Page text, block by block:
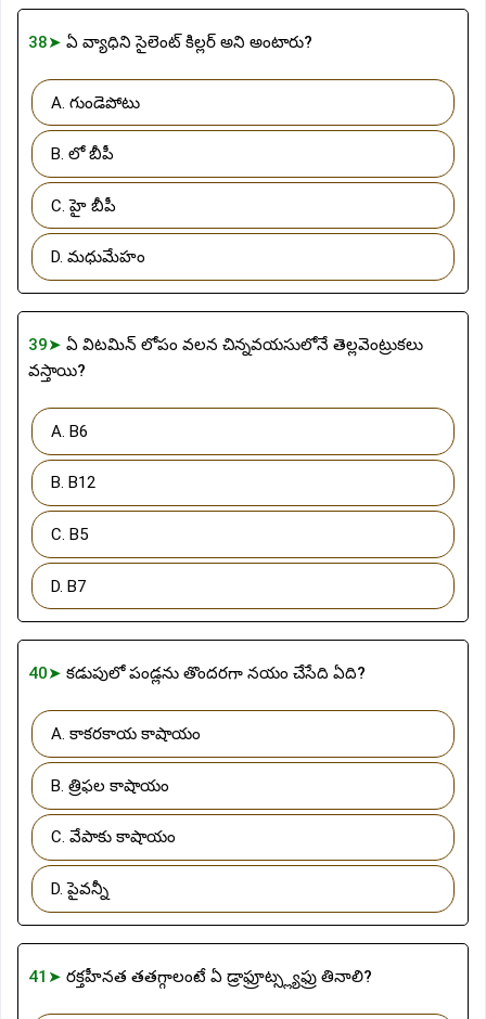
38➤ ఏ వ్యాధిని సైలెంట్ కిల్లర్ అని అంటారు?
A. గుండెపోటు
B. లో బీపీ
C. హై బీపీ
D. మధుమేహం
39➤ ఏ విటమిన్ లోపం వలన చిన్నవయసులోనే తెల్లవెంట్రుకలు
వస్తాయి?
A. B6
B. B12
C. B5
D. B7
40➤ కడుపులో పండ్లను తొందరగా నయం చేసేది ఏది?
A. కాకరకాయ కాషాయం
B. త్రిఫల కాషాయం
C. వేపాకు కాషాయం
D. పైవన్నీ
41➤ రక్తహీనత తతగ్గాలంటే ఏ డ్రాఫ్రూట్స్ల్యఫ్రు తినాలి?